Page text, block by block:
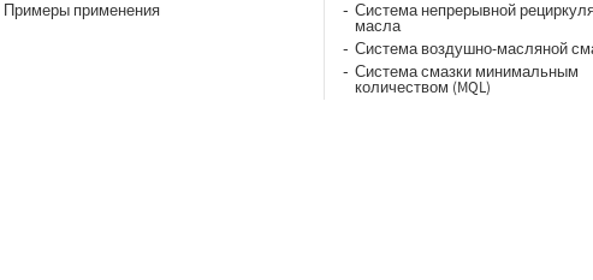
Примеры применения
Система непрерывной
масла
Система воздушно-масляной
Система смазки минимальным
количеством (MQL)